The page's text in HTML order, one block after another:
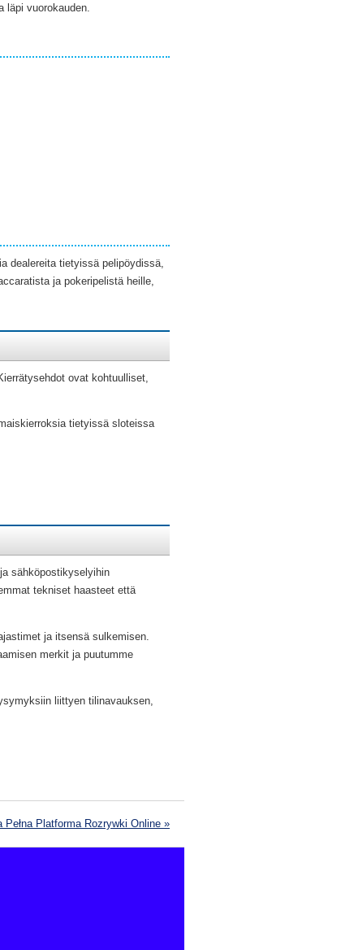
vuorokauden.
dealereita tietyissä pelipöydissä,
ja pokeripelistä heille,
ovat kohtuulliset,
tietyissä sloteissa
sähköpostikyselyihin
tekniset haasteet että
ja itsensä sulkemisen.
merkit ja puutumme
liittyen tilinavauksen,
Pełna Platforma Rozrywki Online »